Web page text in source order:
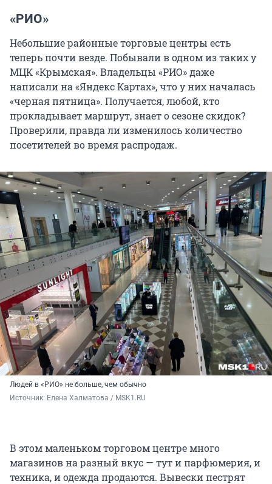
«РИО»
Небольшие районные торговые центры есть
теперь почти везде. Побывали в одном из таких у
МЦК «Крымская». Владельцы «РИО» даже
написали на «Яндекс Картах», что у них началась
«черная пятница». Получается, любой, кто
прокладывает маршрут, знает о сезоне скидок?
Проверили, правда ли изменилось количество
посетителей во время распродаж.
Людей в «РИО» не больше, чем обычно
Источник: Елена Халматова / MSK1.RU
В этом маленьком торговом центре много
магазинов на разный вкус — тут и парфюмерия, и
техника, и одежда продаются. Вывески пестрят